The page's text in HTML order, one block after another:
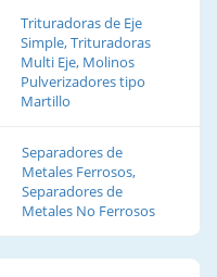
Trituradoras de Eje
Simple, Trituradoras
Multi Eje, Molinos
Pulverizadores tipo
Martillo
Separadores de
Metales Ferrosos,
Separadores de
Metales No Ferrosos